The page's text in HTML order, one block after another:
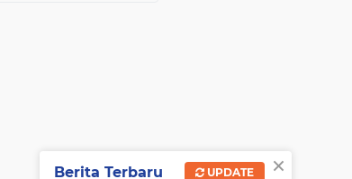
×
Berita Terbaru UPDATE